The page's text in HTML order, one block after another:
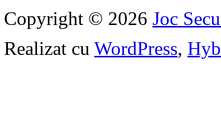
Copyright © 2026 Joc
Realizat cu WordPress,